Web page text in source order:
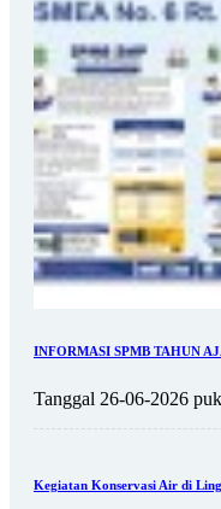
INFORMASI SPMB TAHUN
Tanggal 26-06-2026
Kegiatan Konservasi Air di